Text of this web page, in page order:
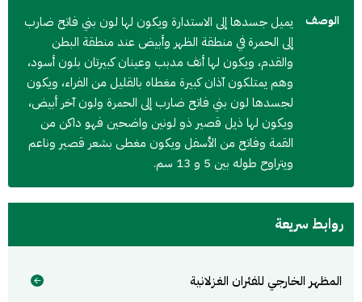
الوصف
يميل جسدها إلى الاستدارة ويكون لها لون بني فاتح ضارب
إلى الحمرة في منطقة الظهر وأبيض عند منطقة البطن
والقدم، ويكون لها أنف مدبب وعينان كبيرتان بلون أسود،
وهم يمتلكون آذان كبيرة مغطاه بالقليل من الفراء، ويكون
لجسدها لون بني فاتح ضارب إلى الحمرة ولون آخر أبيض،
ويكون لها ذيل قصير ذو لونين واضحين فهو داكن من
القمة وفاتح من الأسفل ويكون مغطى بشعر قصير وناعم
ويتراوح طوله بين 5 و 13 سم.
روابط سريعة
المظهر الخارجي للفئران الغزلانية